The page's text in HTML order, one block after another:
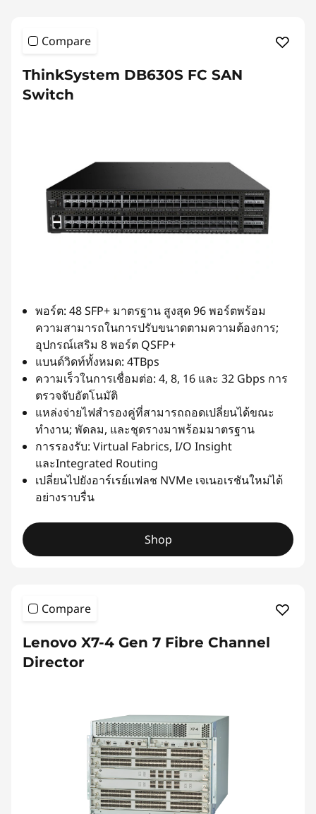
Compare
ThinkSystem DB630S FC SAN
Switch
พอร์ต: 48 SFP+ มาตรฐาน สูงสุด 96 พอร์ตพร้อม
ความสามารถในการปรับขนาดตามความต้องการ;
อุปกรณ์เสริม 8 พอร์ต QSFP+
แบนด์วิดท์ทั้งหมด: 4TBps
ความเร็วในการเชื่อมต่อ: 4, 8, 16 และ 32 Gbps การ
ตรวจจับอัตโนมัติ
แหล่งจ่ายไฟสำรองคู่ที่สามารถถอดเปลี่ยนได้ขณะ
ทำงาน; พัดลม, และชุดรางมาพร้อมมาตรฐาน
การรองรับ: Virtual Fabrics, I/O Insight
และIntegrated Routing
เปลี่ยนไปยังอาร์เรย์แฟลช NVMe เจเนอเรชันใหม่ได้
อย่างราบรื่น
Shop
Compare
Lenovo X7-4 Gen 7 Fibre Channel
Director